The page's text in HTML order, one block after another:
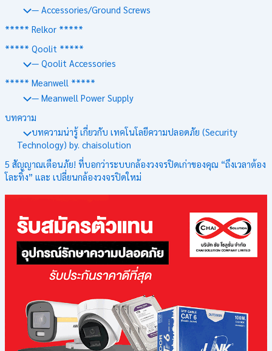
— Accessories/Ground Screws
***** Relkor *****
***** Qoolit *****
— Qoolit Accessories
***** Meanwell *****
— Meanwell Power Supply
บทความ
บทความน่ารู้ เกี่ยวกับ เทคโนโลยีความปลอดภัย (Security
Technology) by. chaisolution
5 สัญญาณเตือนภัย! ที่บอกว่าระบบกล้องวงจรปิดเก่าของคุณ “ถึงเวลาต้อง
โละทิ้ง” และ เปลี่ยนกล้องวงจรปิดใหม่